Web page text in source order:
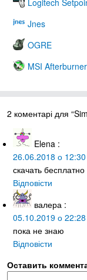
Logitech
Jnes
OGRE
MSI Afterburner
2 коментарі для
Elena :
26.06.2018 о 12:30
скачать
Відповісти
валера :
05.10.2019 о 22:28
пока не знаю
Відповісти
Оставить